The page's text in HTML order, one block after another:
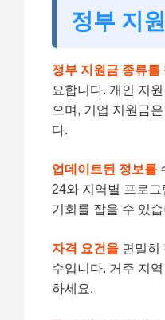
정부 지
정부 지원금 종류를
요합니다. 개인 지
으며, 기업 지원금
다.
업데이트된 정보를
24와 지역별 프로
기회를 잡을 수 있
자격 요건을 면밀히
수입니다. 거주 지
하세요.